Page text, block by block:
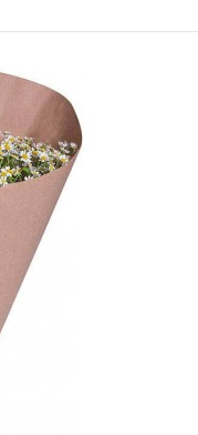
ромашек выгодно на
БУКЕТЫ.Бук..